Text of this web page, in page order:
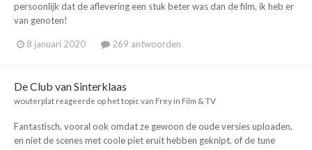
persoonlijk dat de aflevering een stuk beter was dan de film, ik heb er
van genoten!
8 januari 2020 269 antwoorden
De Club van Sinterklaas
wouterplat reageerde op het topic van Frey in Film & TV
Fantastisch, vooral ook omdat ze gewoon de oude versies uploaden,
en niet de scenes met coole piet eruit hebben geknipt, of de tune